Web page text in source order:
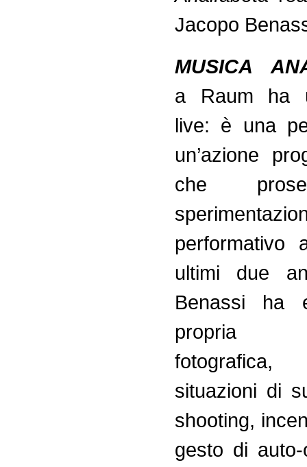
Jacopo
MUSICA
a Raum ha
live: è una
un’azione
che
performativo
ultimi due
Benassi ha
propria
situazioni di
shooting,
gesto di auto-